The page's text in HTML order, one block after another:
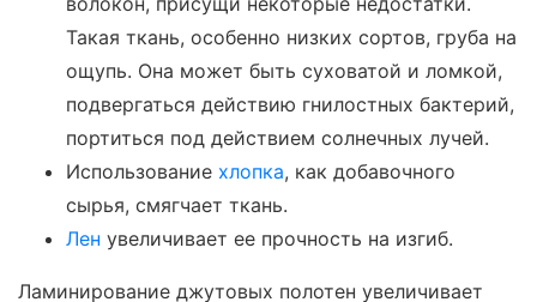
Такая ткань, особенно низких сортов, груба на
ощупь. Она может быть суховатой и ломкой,
подвергаться действию гнилостных бактерий,
портиться под действием солнечных лучей.
Использование хлопка, как добавочного
сырья, смягчает ткань.
Лен увеличивает ее прочность на изгиб.
Ламинирование джутовых полотен увеличивает